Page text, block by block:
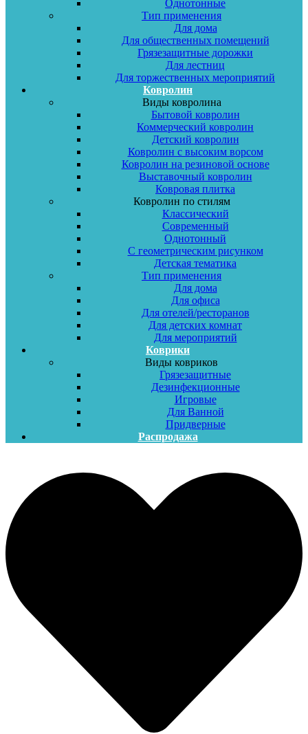
Однотонные
Тип применения
Для дома
Для общественных помещений
Грязезащитные дорожки
Для лестниц
Для торжественных мероприятий
Ковролин
Виды ковролина
Бытовой ковролин
Коммерческий ковролин
Детский ковролин
Ковролин с высоким ворсом
Ковролин на резиновой основе
Выставочный ковролин
Ковровая плитка
Ковролин по стилям
Классический
Современный
Однотонный
С геометрическим рисунком
Детская тематика
Тип применения
Для дома
Для офиса
Для отелей/ресторанов
Для детских комнат
Для мероприятий
Коврики
Виды ковриков
Грязезащитные
Дезинфекционные
Игровые
Для Ванной
Придверные
Распродажа